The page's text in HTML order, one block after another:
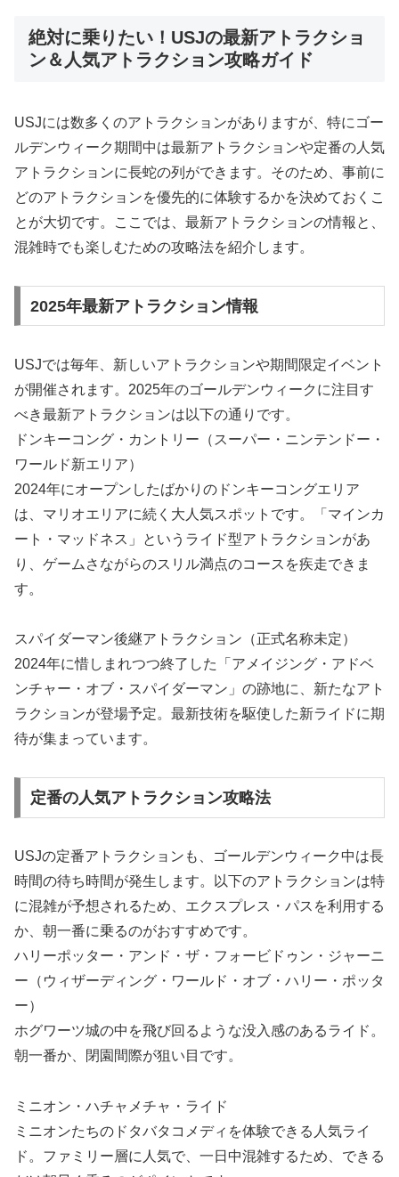
絶対に乗りたい！USJの最新アトラクショ
ン＆人気アトラクション攻略ガイド
USJには数多くのアトラクションがありますが、特にゴー
ルデンウィーク期間中は最新アトラクションや定番の人気
アトラクションに長蛇の列ができます。そのため、事前に
どのアトラクションを優先的に体験するかを決めておくこ
とが大切です。ここでは、最新アトラクションの情報と、
混雑時でも楽しむための攻略法を紹介します。
2025年最新アトラクション情報
USJでは毎年、新しいアトラクションや期間限定イベント
が開催されます。2025年のゴールデンウィークに注目す
べき最新アトラクションは以下の通りです。
ドンキーコング・カントリー（スーパー・ニンテンドー・
ワールド新エリア）
2024年にオープンしたばかりのドンキーコングエリア
は、マリオエリアに続く大人気スポットです。「マインカ
ート・マッドネス」というライド型アトラクションがあ
り、ゲームさながらのスリル満点のコースを疾走できま
す。
スパイダーマン後継アトラクション（正式名称未定）
2024年に惜しまれつつ終了した「アメイジング・アドベ
ンチャー・オブ・スパイダーマン」の跡地に、新たなアト
ラクションが登場予定。最新技術を駆使した新ライドに期
待が集まっています。
定番の人気アトラクション攻略法
USJの定番アトラクションも、ゴールデンウィーク中は長
時間の待ち時間が発生します。以下のアトラクションは特
に混雑が予想されるため、エクスプレス・パスを利用する
か、朝一番に乗るのがおすすめです。
ハリーポッター・アンド・ザ・フォービドゥン・ジャーニ
ー（ウィザーディング・ワールド・オブ・ハリー・ポッタ
ー）
ホグワーツ城の中を飛び回るような没入感のあるライド。
朝一番か、閉園間際が狙い目です。
ミニオン・ハチャメチャ・ライド
ミニオンたちのドタバタコメディを体験できる人気ライ
ド。ファミリー層に人気で、一日中混雑するため、できる